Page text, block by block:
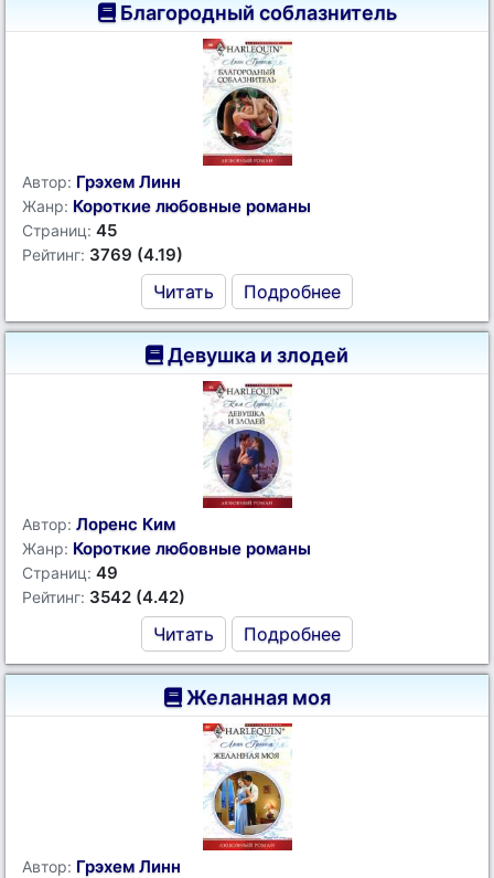
Благородный соблазнитель
Автор: Грэхем Линн
Жанр: Короткие любовные романы
Страниц: 45
Рейтинг: 3769 (4.19)
Читать Подробнее
Девушка и злодей
Автор: Лоренс Ким
Жанр: Короткие любовные романы
Страниц: 49
Рейтинг: 3542 (4.42)
Читать Подробнее
Желанная моя
Автор: Грэхем Линн